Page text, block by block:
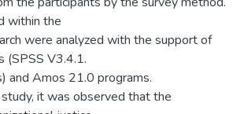
within the
were analyzed with the support of
(SPSS V3.4.1.
and Amos 21.0 programs.
it was observed that the